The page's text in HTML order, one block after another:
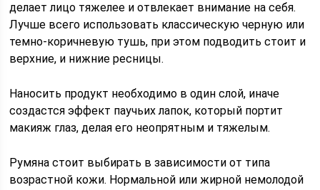
делает лицо тяжелее и отвлекает внимание на себя.
Лучше всего использовать классическую черную или
темно-коричневую тушь, при этом подводить стоит и
верхние, и нижние ресницы.
Наносить продукт необходимо в один слой, иначе
создастся эффект паучьих лапок, который портит
макияж глаз, делая его неопрятным и тяжелым.
Румяна стоит выбирать в зависимости от типа
возрастной кожи. Нормальной или жирной немолодой